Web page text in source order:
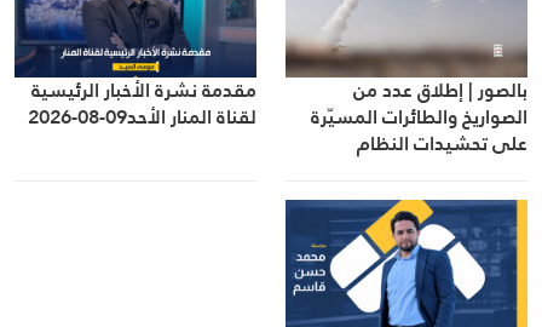
بالصور | إطلاق عدد من
الصواريخ والطائرات المسيّرة
على تحشيدات النظام
المخا
مقدمة نشرة الأخبار الرئيسية
لقناة المنار الأحد09-08-2026